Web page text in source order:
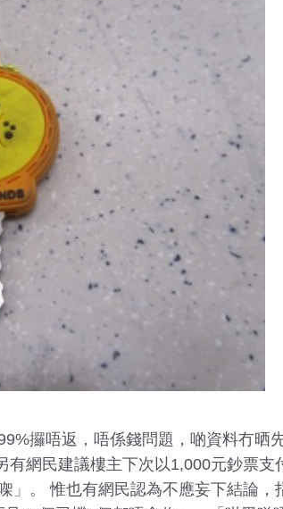
攞唔返，唔係錢問題，啲資料冇晒
網民建議樓主下次以1,000元鈔票支
」。 惟也有網民認為不應妄下結論，